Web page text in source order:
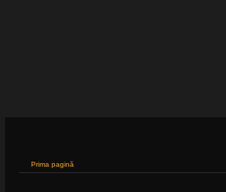
Prima pagină